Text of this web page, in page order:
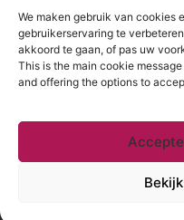
We maken gebruik van cookies
gebruikerservaring te
akkoord te gaan, of pas uw
This is the main cookie
and offering the options to
Onze informatie
Website index
@2025